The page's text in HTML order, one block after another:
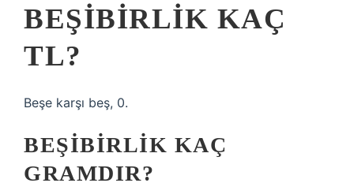
BEŞIBIRLIK KAÇ
TL?
Beşe karşı beş, 0.
BEŞIBIRLIK KAÇ
GRAMDIR?